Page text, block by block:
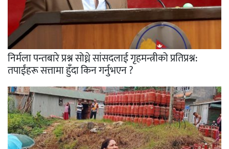
निर्मला पन्तबारे प्रश्न सोध्ने सांसदलाई गृहमन्त्रीको प्रतिप्रश्न:
तपाईंहरू सत्तामा हुँदा किन गर्नुभएन ?